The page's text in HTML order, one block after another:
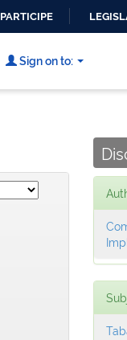
PARTICIPE
Sign on to: